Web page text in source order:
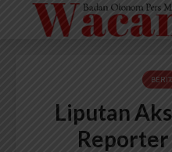
Liputan
Reporter